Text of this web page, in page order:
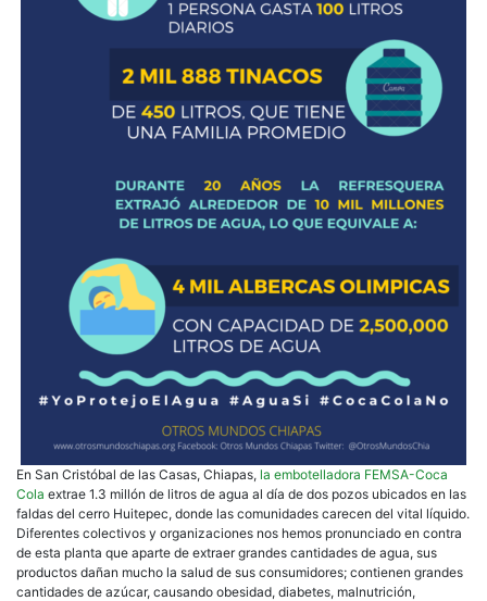
En San Cristóbal de las Casas, Chiapas, la embotelladora FEMSA-Coca
Cola extrae 1.3 millón de litros de agua al día de dos pozos ubicados en las
faldas del cerro Huitepec, donde las comunidades carecen del vital líquido.
Diferentes colectivos y organizaciones nos hemos pronunciado en contra
de esta planta que aparte de extraer grandes cantidades de agua, sus
productos dañan mucho la salud de sus consumidores; contienen grandes
cantidades de azúcar, causando obesidad, diabetes, malnutrición,